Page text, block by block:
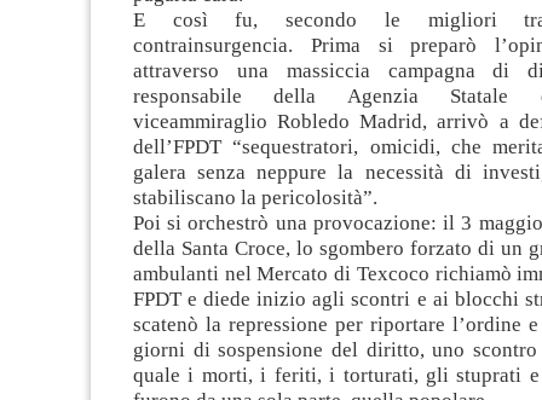
E così fu, secondo le migliori
contrainsurgencia. Prima si preparò
attraverso una massiccia campagna di
responsabile della Agenzia Statale
viceammiraglio Robledo Madrid, arrivò a
dell’FPDT “sequestratori, omicidi, che
galera senza neppure la necessità di
stabiliscano la pericolosità”.
Poi si orchestrò una provocazione: il 3
della Santa Croce, lo sgombero forzato di un
ambulanti nel Mercato di Texcoco richiamò
FPDT e diede inizio agli scontri e ai blocchi
scatenò la repressione per riportare l’ordine
giorni di sospensione del diritto, uno scontro
quale i morti, i feriti, i torturati, gli stuprati